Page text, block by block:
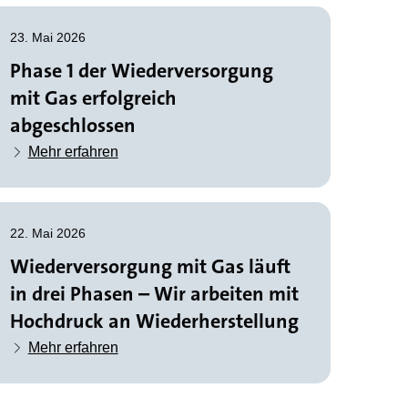
23. Mai 2026
Phase 1 der Wiederversorgung
mit Gas erfolgreich
abgeschlossen
Mehr erfahren
22. Mai 2026
Wiederversorgung mit Gas läuft
in drei Phasen – Wir arbeiten mit
Hochdruck an Wiederherstellung
Mehr erfahren